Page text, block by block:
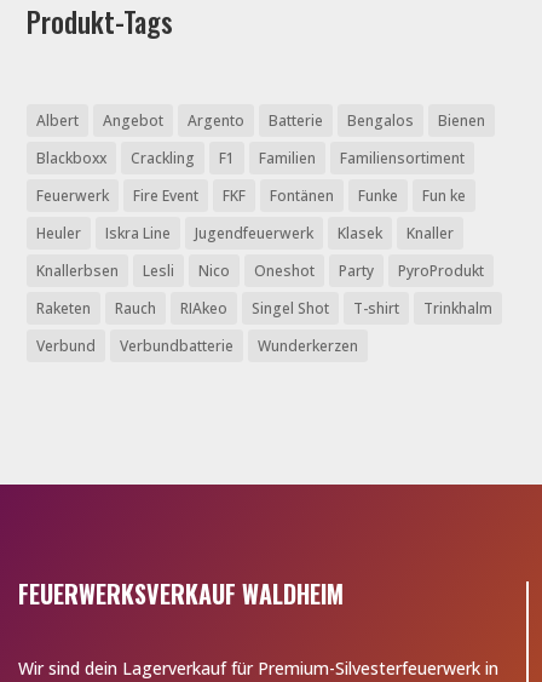
Produkt-Tags
Albert Angebot Argento Batterie Bengalos
Bienen
Blackboxx
Crackling F1 Familien
Familiensortiment
Feuerwerk
Fire Event FKF Fontänen Funke
Fun ke
Heuler
Iskra Line Jugendfeuerwerk Klasek
Knaller
Knallerbsen
Lesli Nico Oneshot Party
PyroProdukt
Raketen
Rauch RIAkeo Singel Shot T-shirt
Trinkhalm
Verbund
Verbundbatterie Wunderkerzen
FEUERWERKSVERKAUF WALDHEIM
Wir sind dein Lagerverkauf für Premium-Silvesterfeuerwerk in